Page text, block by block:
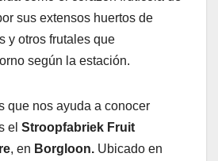
sus extensos huertos de
y otros frutales que
según la estación.
que nos ayuda a conocer
el Stroopfabriek Fruit
, en Borgloon. Ubicado en